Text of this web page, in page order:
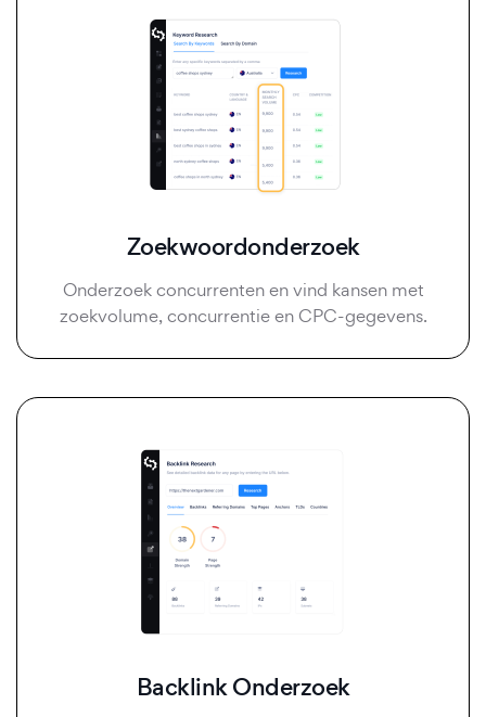
Zoekwoordonderzoek
Onderzoek concurrenten en vind kansen met
zoekvolume, concurrentie en CPC-gegevens.
Backlink Onderzoek